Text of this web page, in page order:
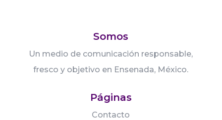
Somos
Un medio de comunicación responsable,
fresco y objetivo en Ensenada, México.
Páginas
Contacto